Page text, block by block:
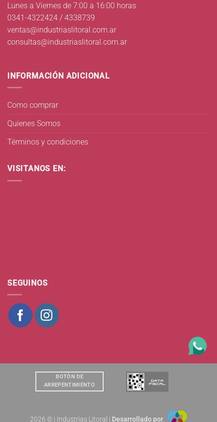
Lunes a Viernes de 7:00 a 16:00 horas
0341-4322424 / 4338739
ventas@industriaslitoral.com.ar
consultas@industriaslitoral.com.ar
INFORMACIÓN ADICIONAL
Como comprar
Quienes Somos
Términos y condiciones
VISITANOS EN:
SEGUINOS
BOTÒN DE
ARREPENTIMIENTO
2026 © | Industrias Litoral | Desarrollado por